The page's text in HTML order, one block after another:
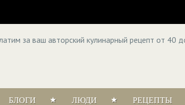
БЛОГИ ЛЮДИ РЕЦЕПТЫ